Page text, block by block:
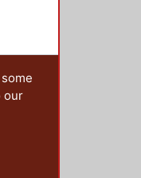
our